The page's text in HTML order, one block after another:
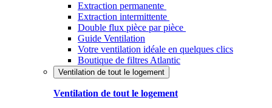
Extraction permanente
Extraction intermittente
Double flux pièce par pièce
Guide Ventilation
Votre ventilation idéale en quelques clics
Boutique de filtres Atlantic
Ventilation de tout le logement
Ventilation de tout le logement